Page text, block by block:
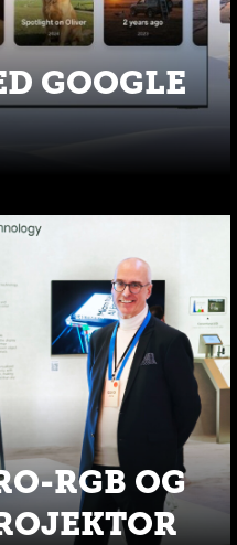
GOOGLE
RGB OG